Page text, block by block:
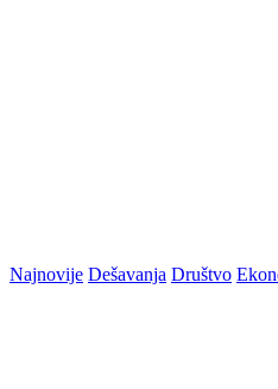
Najnovije Dešavanja Društvo